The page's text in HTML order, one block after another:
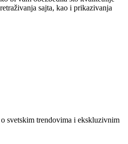
sajta, kao i prikazivanja
svetskim trendovima i ekskluzivnim